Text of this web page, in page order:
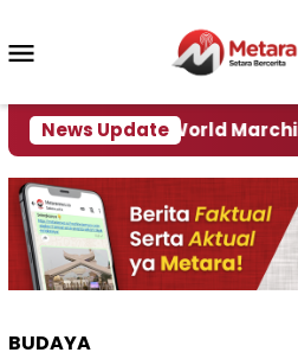
konten
News Update
Rumah World Marching
BUDAYA